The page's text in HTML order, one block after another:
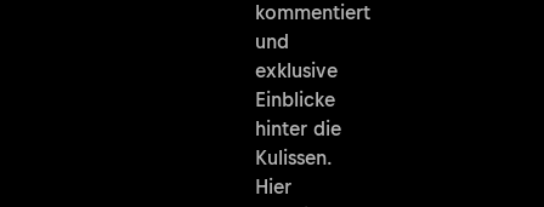
kommentiert
und
exklusive
Einblicke
hinter die
Kulissen.
Hier